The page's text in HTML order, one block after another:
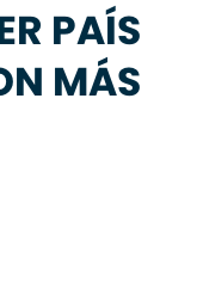
PAÍS
MÁS